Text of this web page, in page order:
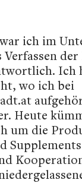
ich im
Verfassen
Ich
wo ich bei
Heute
um die